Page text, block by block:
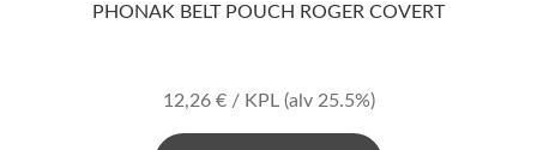
PHONAK BELT POUCH ROGER COVERT
12,26 €/ KPL (alv 25.5%)